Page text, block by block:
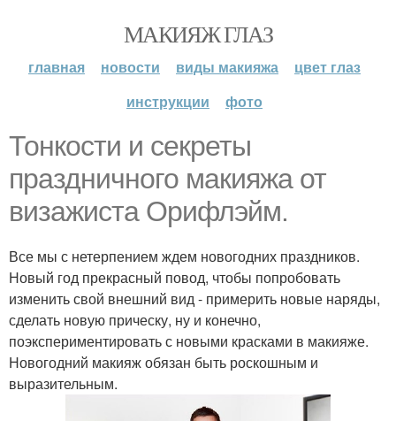
МАКИЯЖ ГЛАЗ
главная новости виды макияжа
цвет глаз
инструкции
фото
Тонкости и секреты
праздничного макияжа от
визажиста Орифлэйм.
Все мы с нетерпением ждем новогодних праздников.
Новый год прекрасный повод, чтобы попробовать
изменить свой внешний вид - примерить новые наряды,
сделать новую прическу, ну и конечно,
поэкспериментировать с новыми красками в макияже.
Новогодний макияж обязан быть роскошным и
выразительным.